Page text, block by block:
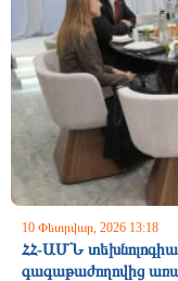
10 Փետրվար, 2026 13:18
ՀՀ-ԱՄՆ
գագաթաժողովից